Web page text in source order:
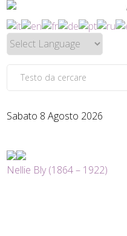
Sabato 8 Agosto 2026
Nellie Bly (1864 – 1922)